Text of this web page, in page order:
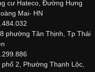
cư Hateco, Đường Hưng
Mai- HN
phường Tân Thịnh, Tp Thái
2, Phường Thạnh Lộc,